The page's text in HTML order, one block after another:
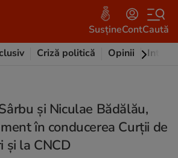
SusțineContCaută
Criză politică Opinii
şi Niculae Bădălău,
în conducerea Curţii de
şi la CNCD